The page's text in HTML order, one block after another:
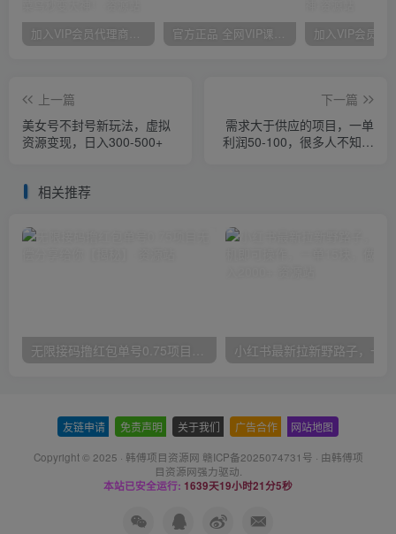
加入VIP会员代理商，享90%的推广提成，免费学习多种网上创业课程，菜鸟秒变大神！ 官方正品 全网VIP课程 无损下载~
上一篇
美女号不封号新玩法，虚拟
资源变现，日入300-500+
下一篇
需求大于供应的项目，一单
利润50-100，很多人不知道
相关推荐
友链申请 免责声明 关于我们 广告合作 网站地图
Copyright © 2025 · 韩傅项目资源网 赣ICP备2025074731号 · 由韩傅项
目资源网强力驱动.
本站已安全运行: 1639天19小时21分5秒